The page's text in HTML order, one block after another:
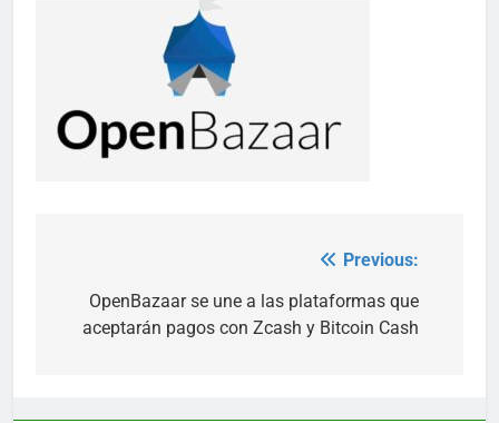
navigation
Previous:
OpenBazaar se une a las plataformas que
aceptarán pagos con Zcash y Bitcoin Cash